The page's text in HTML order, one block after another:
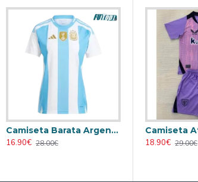
Camiseta Barata Argentina Primera Equipación 2024 Mujer
16.90€ 28.00€
23.90€ 31.00€
18.90€ 29.00€